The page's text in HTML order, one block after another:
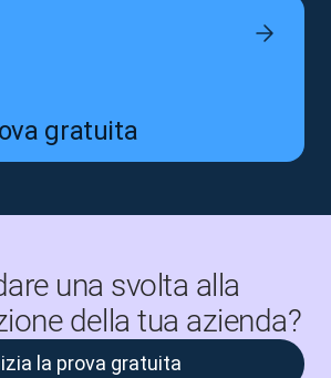
gratuita
una svolta alla
della tua azienda?
la prova gratuita